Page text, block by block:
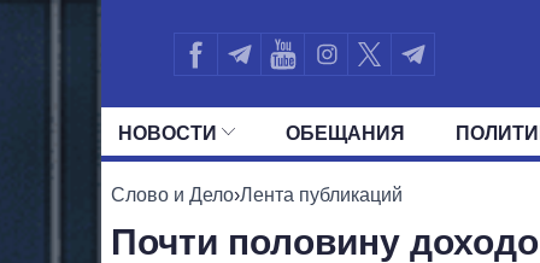
НОВОСТИ ОБЕЩАНИЯ
ВСЕ ПОЛИТИКИ
Слово и Дело›Лента публикаций
Почти половину